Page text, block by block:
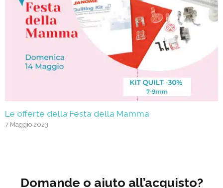
Le offerte della Festa della Mamma
7 Maggio 2023
Domande o aiuto all’acquisto?